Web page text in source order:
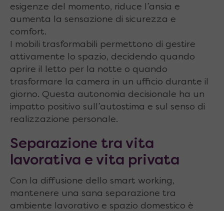
esigenze del momento, riduce l’ansia e
aumenta la sensazione di sicurezza e
comfort.
I mobili trasformabili permettono di gestire
attivamente lo spazio, decidendo quando
aprire il letto per la notte o quando
trasformare la camera in un ufficio durante il
giorno. Questa autonomia decisionale ha un
impatto positivo sull’autostima e sul senso di
realizzazione personale.
Separazione tra vita
lavorativa e vita privata
Con la diffusione dello smart working,
mantenere una sana separazione tra
ambiente lavorativo e spazio domestico è